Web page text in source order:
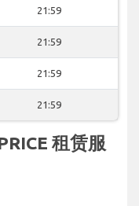
21:59
21:59
21:59
21:59
租赁服